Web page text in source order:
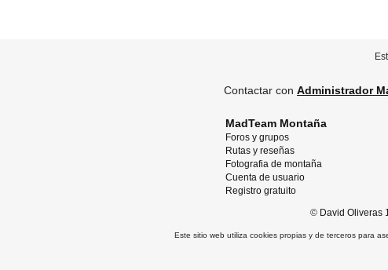
Contactar con Administrador
MadTeam Montaña
Foros y grupos
Rutas y reseñas
Fotografia de montaña
Cuenta de usuario
Registro gratuito
© David Oliveras
Este sitio web utiliza cookies propias y de terceros para